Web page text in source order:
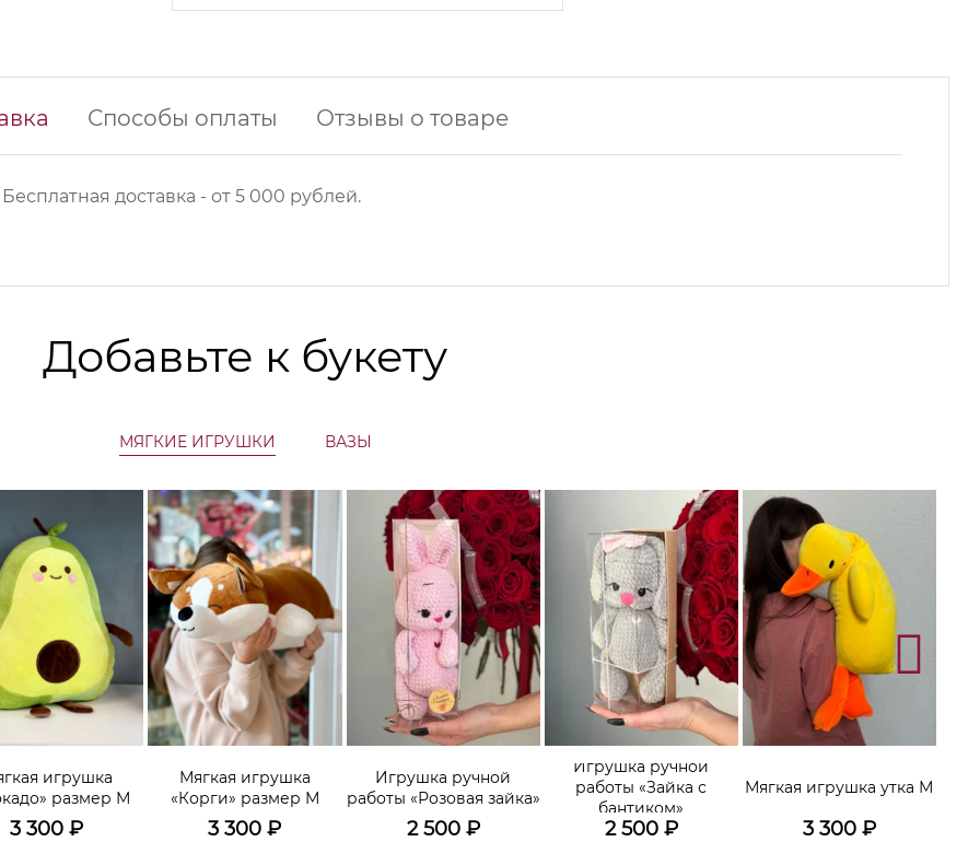
Способы оплаты Отзывы о товаре
Бесплатная доставка - от 5 000 рублей.
Добавьте к букету
МЯГКИЕ ИГРУШКИ ВАЗЫ
игрушка
размер М
3 300 ₽
Мягкая игрушка
«Корги» размер М
3 300 ₽
Игрушка ручной
работы «Розовая зайка»
2 500₽
Игрушка ручной
работы «Зайка с
бантиком»
2 500₽
Мягкая игрушка утка М
3 300₽